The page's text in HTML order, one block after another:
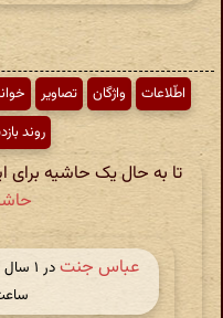
اطّلاعات واژگان تصاویر
روند
تا به حال یک حاشیه
عباس جنت
ساعت